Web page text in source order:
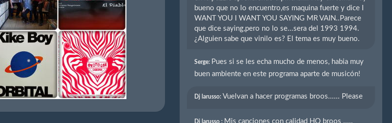
bueno que no lo encuentro,es maquina fuerte y dice I
WANT YOU I WANT YOU SAYING MR VAIN..Parece
que dice saying,pero no lo se...sera del 1993 1994.
¿Alguien sabe que vinilo es? El tema es muy bueno.
Serge: Pues si se les echa mucho de menos, habia muy
buen ambiente en este programa aparte de musicón!
Dj larusso: Vuelvan a hacer programas broos...... Please
Dj larusso : Mis canciones con calidad HQ broos .....